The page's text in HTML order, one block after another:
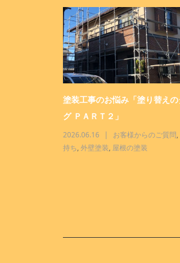
塗装工事のお悩み「塗り替え
グ ＰＡＲＴ２」
2026.06.16 お客様からのご質問,
持ち,外壁塗装, 屋根の塗装